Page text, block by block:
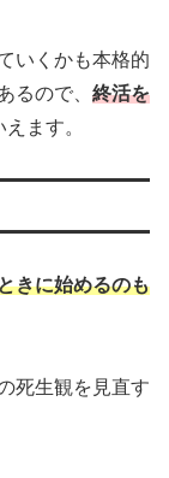
いくかも本格的
るので、 終活を
えます。
きに始めるのも
死生観を見直す